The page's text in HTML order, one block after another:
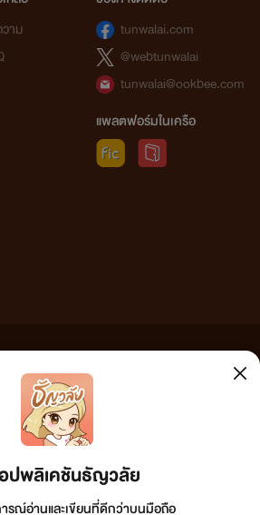
ปพลิเคชันธัญวลัย
รณ์อ่านและเขียนที่ดีกว่าบนมือถือ
าม
tunwalai.com
@webtunwalai
tunwalai@ookbee.com
แพลตฟอร์มในเครือ
บผิดชอบต่อข้อความใดๆ ทั้งสิ้น ดังนั้นผู้อ่านทุกท่านโปรดใช้
ง และหากท่านพบข้อความใดๆ ที่ขัดต่อกฎหมายและศีลธรรม
เพื่อทีมงานจะได้ดำเนินการในทันที ทั้งนี้ ทางเว็บไซต์ขอสงวน
บเพิ่มเติม) พ.ศ.2558